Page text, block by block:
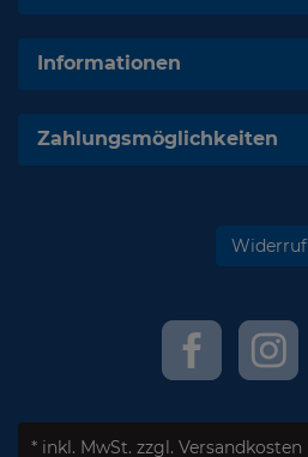
Informationen
Zahlungsmöglichkeiten
Widerruf
* inkl. MwSt. zzgl. Versandkosten